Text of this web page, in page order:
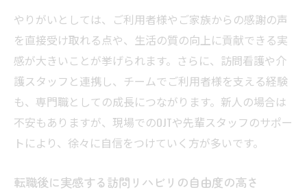
比較
訪問リハビリと看護師の業務の違いを整理
訪問リハビリ併用時の注意点と制度理解
訪問リハビリと訪問看護の現場連携の実際
給与水準から探る訪問リハビリの魅力
訪問リハビリの給与水準が高い理由とは
み
やりがいとしては、ご利用者様やご家族からの感謝の声
を直接受け取れる点や、生活の質の向上に貢献できる実
感が大きいことが挙げられます。さらに、訪問看護や介
護スタッフと連携し、チームでご利用者様を支える経験
も、専門職としての成長につながります。新人の場合は
不安もありますが、現場でのOJTや先輩スタッフのサポー
トにより、徐々に自信をつけていく方が多いです。
転職後に実感する訪問リハビリの自由度の高さ